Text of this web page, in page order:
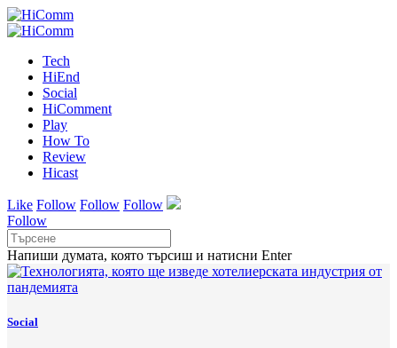
Tech
HiEnd
Social
HiComment
Play
How To
Review
Hicast
Like Follow Follow Follow
Follow
Напиши думата, която търсиш и натисни Enter
Social